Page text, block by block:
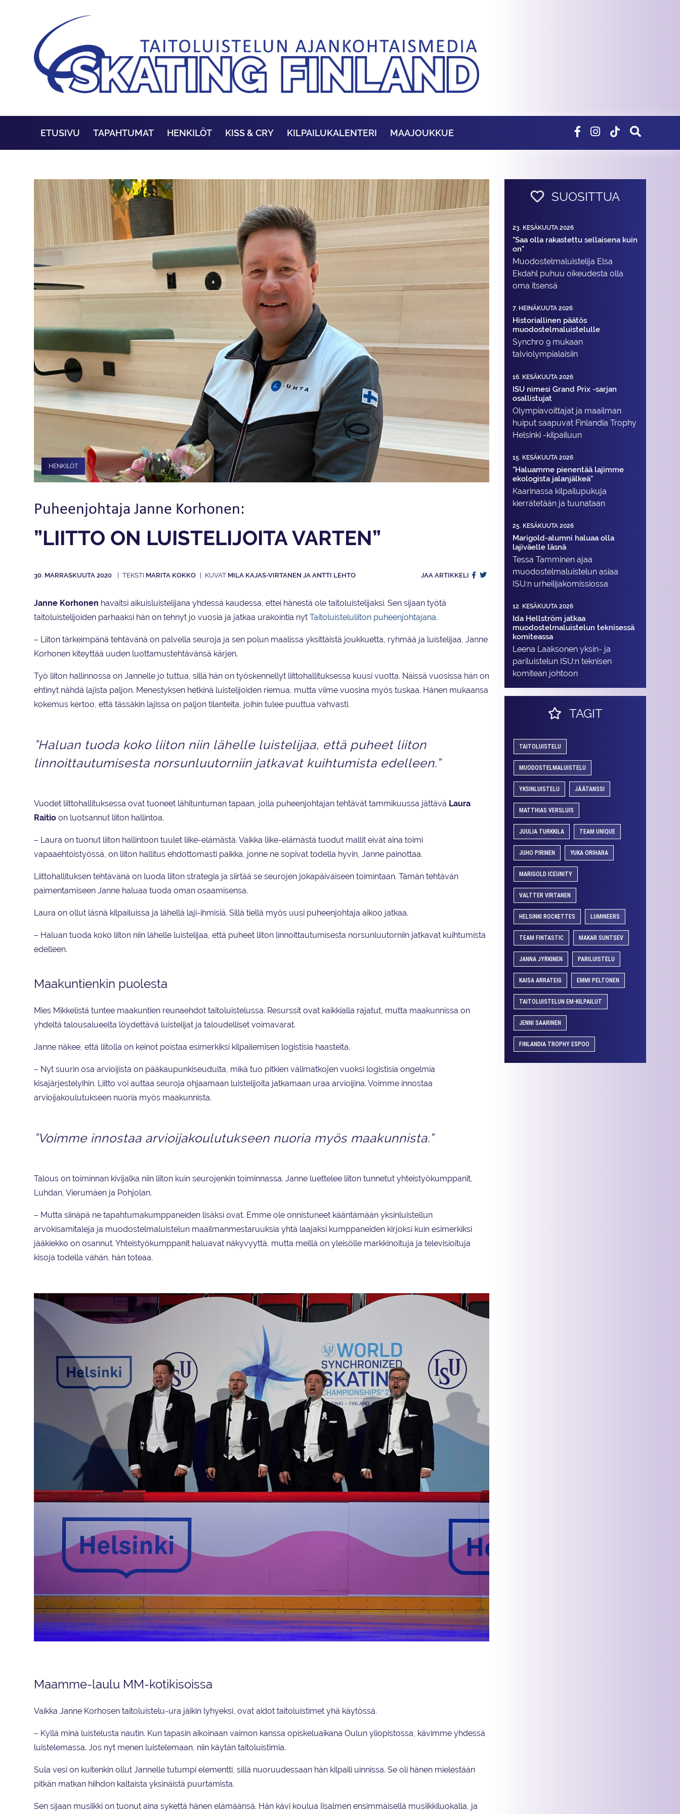
ETUSIVU TAPAHTUMAT HENKILÖT KISS & CRY KILPAILUKALENTERI MAAJOUKKUE
HENKILÖT
Puheenjohtaja Janne Korhonen:
”LIITTO ON LUISTELIJOITA VARTEN”
30. MARRASKUUTA 2020 MARITA KOKKO MILA KAJAS-VIRTANEN JA ANTTI LEHTO JAA ARTIKKELI
Janne Korhonen havaitsi aikuisluistelijana yhdessä kaudessa, ettei hänestä ole taitoluistelijaksi. Sen sijaan työtä
taitoluistelijoiden parhaaksi hän on tehnyt jo vuosia ja jatkaa urakointia nyt Taitoluisteluliiton puheenjohtajana.
– Liiton tärkeimpänä tehtävänä on palvella seuroja ja sen polun maalissa yksittäistä joukkuetta, ryhmää ja luistelijaa, Janne
Korhonen kiteyttää uuden luottamustehtävänsä kärjen.
Työ liiton hallinnossa on Jannelle jo tuttua, sillä hän on työskennellyt liittohallituksessa kuusi vuotta. Näissä vuosissa hän on
ehtinyt nähdä lajista paljon. Menestyksen hetkinä luistelijoiden riemua, mutta viime vuosina myös tuskaa. Hänen mukaansa
kokemus kertoo, että tässäkin lajissa on paljon tilanteita, joihin tulee puuttua vahvasti.
”Haluan tuoda koko liiton niin lähelle luistelijaa, että puheet liiton
linnoittautumisesta norsunluutorniin jatkavat kuihtumista edelleen.”
Vuodet liittohallituksessa ovat tuoneet lähituntuman tapaan, jolla puheenjohtajan tehtävät tammikuussa jättävä Laura
Raitio on luotsannut liiton hallintoa.
– Laura on tuonut liiton hallintoon tuulet liike-elämästä. Vaikka liike-elämästä tuodut mallit eivät aina toimi
vapaaehtoistyössä, on liiton hallitus ehdottomasti paikka, jonne ne sopivat todella hyvin, Janne painottaa.
Liittohallituksen tehtävänä on luoda liiton strategia ja siirtää se seurojen jokapäiväiseen toimintaan. Tämän tehtävän
paimentamiseen Janne haluaa tuoda oman osaamisensa.
Laura on ollut läsnä kilpailuissa ja lähellä laji-ihmisiä. Sillä tiellä myös uusi puheenjohtaja aikoo jatkaa.
– Haluan tuoda koko liiton niin lähelle luistelijaa, että puheet liiton linnoittautumisesta norsunluutorniin jatkavat kuihtumista
edelleen.
Maakuntienkin puolesta
Mies Mikkelistä tuntee maakuntien reunaehdot taitoluistelussa. Resurssit ovat kaikkialla rajatut, mutta maakunnissa on
yhdeltä talousalueelta löydettävä luistelijat ja taloudelliset voimavarat.
Janne näkee, että liitolla on keinot poistaa esimerkiksi kilpailemisen logistisia haasteita.
– Nyt suurin osa arvioijista on pääkaupunkiseudulta, mikä tuo pitkien välimatkojen vuoksi logistisia ongelmia
kisajärjestelyihin. Liitto voi auttaa seuroja ohjaamaan luistelijoita jatkamaan uraa arvioijina. Voimme innostaa
arvioijakoulutukseen nuoria myös maakunnista.
”Voimme innostaa arvioijakoulutukseen nuoria myös maakunnista.”
Talous on toiminnan kivijalka niin liiton kuin seurojenkin toiminnassa. Janne luettelee liiton tunnetut yhteistyökumppanit,
Luhdan, Vierumäen ja Pohjolan.
– Mutta siinäpä ne tapahtumakumppaneiden lisäksi ovat. Emme ole onnistuneet kääntämään yksinluistellun
arvokisamitaleja ja muodostelmaluistelun maailmanmestaruuksia yhtä laajaksi kumppaneiden kirjoksi kuin esimerkiksi
jääkiekko on osannut. Yhteistyökumppanit haluavat näkyvyyttä, mutta meillä on yleisölle markkinoituja ja televisioituja
kisoja todella vähän, hän toteaa.
Maamme-laulu MM-kotikisoissa
Vaikka Janne Korhosen taitoluistelu-ura jäikin lyhyeksi, ovat aidot taitoluistimet yhä käytössä.
– Kyllä minä luistelusta nautin. Kun tapasin aikoinaan vaimon kanssa opiskeluaikana Oulun yliopistossa, kävimme yhdessä
luistelemassa. Jos nyt menen luistelemaan, niin käytän taitoluistimia.
Sula vesi on kuitenkin ollut Jannelle tutumpi elementti, sillä nuoruudessaan hän kilpaili uinnissa. Se oli hänen mielestään
pitkän matkan hiihdon kaltaista yksinäistä puurtamista.
Sen sijaan musiikki on tuonut aina sykettä hänen elämäänsä. Hän kävi koulua Iisalmen ensimmäisellä musiikkiluokalla, ja
SUOSITTUA
23. KESÄKUUTA 2026
"Saa olla rakastettu sellaisena kuin
on"
Muodostelma­luistelija Elsa
Ekdahl puhuu oikeudesta olla
oma itsensä
7. HEINÄKUUTA 2026
Historiallinen päätös
muodostelmaluistelulle
Synchro 9 mukaan
talviolympialaisiin
16. KESÄKUUTA 2026
ISU nimesi Grand Prix -sarjan
osallistujat
Olympiavoittajat ja maailman
huiput saapuvat Finlandia Trophy
Helsinki -kilpailuun
15. KESÄKUUTA 2026
"Haluamme pienentää lajimme
ekologista jalanjälkeä"
Kaarinassa kilpailupukuja
kierrätetään ja tuunataan
25. KESÄKUUTA 2026
Marigold-alumni haluaa olla
lajiväelle läsnä
Tessa Tamminen ajaa
muodostelma­luistelun asiaa
ISU:n urheilija­komissiossa
12. KESÄKUUTA 2026
Ida Hellström jatkaa
muodostelmaluistelun teknisessä
komiteassa
Leena Laaksonen yksin- ja
pariluistelun ISU:n teknisen
komitean johtoon
TAGIT
TAITOLUISTELU
MUODOSTELMALUISTELU
YKSINLUISTELU JÄÄTANSSI
MATTHIAS VERSLUIS
JUULIA TURKKILA TEAM UNIQUE
JUHO PIRINEN YUKA ORIHARA
MARIGOLD ICEUNITY
VALTTER VIRTANEN
HELSINKI ROCKETTES LUMINEERS
TEAM FINTASTIC MAKAR SUNTSEV
JANNA JYRKINEN PARILUISTELU
KAISA ARRATEIG EMMI PELTONEN
TAITOLUISTELUN EM-KILPAILUT
JENNI SAARINEN
FINLANDIA TROPHY ESPOO